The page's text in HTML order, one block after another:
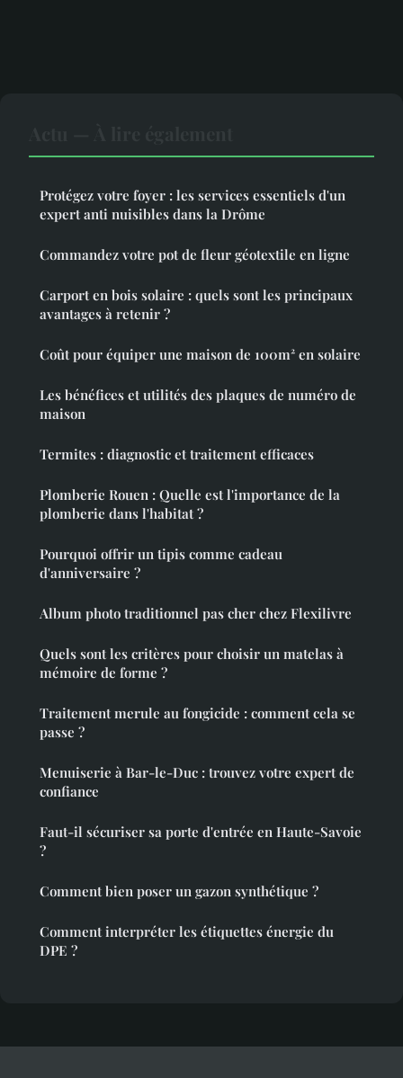
Protégez votre foyer : les services essentiels d'un
expert anti nuisibles dans la Drôme
Commandez votre pot de fleur géotextile en ligne
Carport en bois solaire : quels sont les principaux
avantages à retenir ?
Coût pour équiper une maison de 100m² en solaire
Les bénéfices et utilités des plaques de numéro de
maison
Termites : diagnostic et traitement efficaces
Plomberie Rouen : Quelle est l'importance de la
plomberie dans l'habitat ?
Pourquoi offrir un tipis comme cadeau
d'anniversaire ?
Album photo traditionnel pas cher chez Flexilivre
Quels sont les critères pour choisir un matelas à
mémoire de forme ?
Traitement merule au fongicide : comment cela se
passe ?
Menuiserie à Bar-le-Duc : trouvez votre expert de
confiance
Faut-il sécuriser sa porte d'entrée en Haute-Savoie
?
Comment bien poser un gazon synthétique ?
Comment interpréter les étiquettes énergie du
DPE ?